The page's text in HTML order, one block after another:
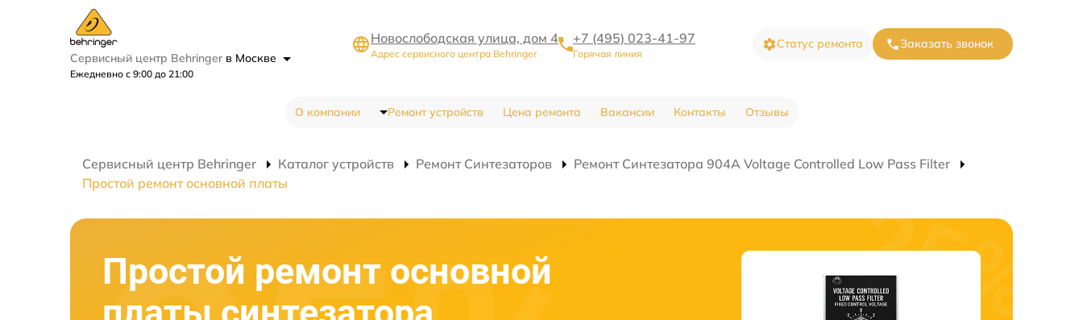
Сервисный центр Behringer в Москве
Ежедневно с 9:00 до 21:00
Новослободская улица, дом 4
Адрес сервисного центра Behringer
+7 (495) 023-41-97
Горячая линия
Статус ремонта Заказать звонок
О компании Ремонт устройств Цена ремонта Вакансии Контакты Отзывы
Сервисный центр Behringer Каталог устройств Ремонт Синтезаторов
Ремонт Синтезатора 904A Voltage Controlled Low Pass Filter
Простой ремонт основной платы
Простой ремонт основной